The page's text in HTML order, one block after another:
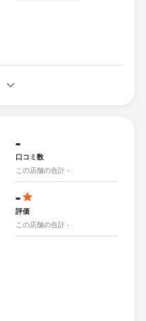
-
口コミ数
この店舗の合計 -
-
評価
この店舗の合計 -